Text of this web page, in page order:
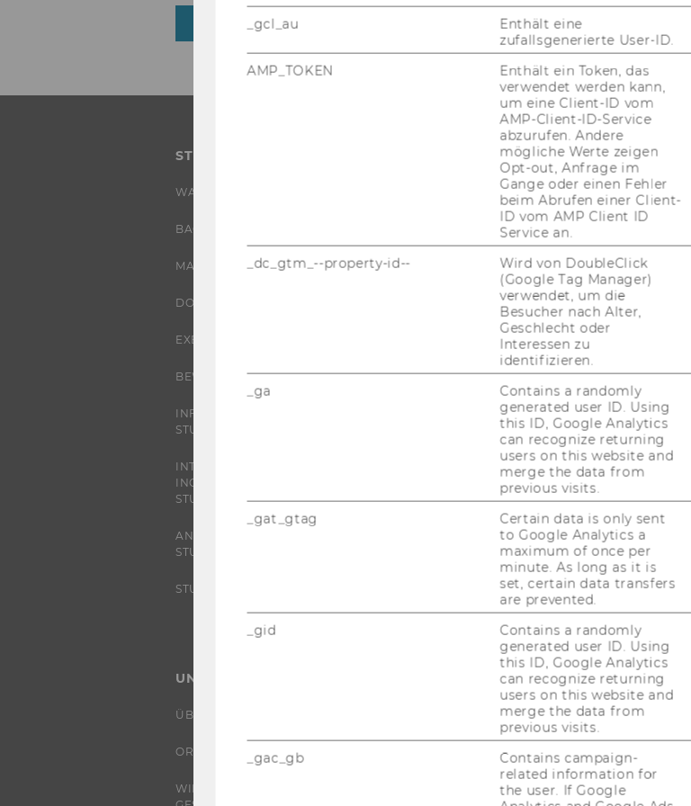
ZURÜCK ZUR ÜBERSICHT
STUDIUM
WARUM WU?
BACHELOR
MASTER
DOKTORAT / PHD
EXECUTIVE EDUCATION
BEWERBUNG UND ZULASSUNG
INFORMATIONEN FÜR
STUDIERENDE
INTERNATIONALE UND
INCOMING EXCHANGE
STUDIERENDE
ANGEBOTE FÜR SCHULEN UND
STUDIENINTERESSIERTE
STUDENT CLUBS
FORSCHUNG
FORSCHUNGSPORTAL
FORSCHENDE
IMPACT DER FORSCHUNG
ORGANISATION DER
FORSCHUNG
FORSCHUNGSINFRASTRUKTUR
UNIVERSITÄT
ÜBER DIE WU
ORGANISATION
WIRTSCHAFT UND
JOBS
JOBS
JOBPORTAL
RESEARCH CAREER
_gcl_au
Enthält eine
zufallsgenerierte User-ID.
AMP_TOKEN
Enthält ein Token, das
verwendet werden kann,
um eine Client-ID vom
AMP-Client-ID-Service
abzurufen. Andere
mögliche Werte zeigen
Opt-out, Anfrage im
Gange oder einen Fehler
beim Abrufen einer Client-
ID vom AMP Client ID
Service an.
_dc_gtm_--property-id--
Wird von DoubleClick
(Google Tag Manager)
verwendet, um die
Besucher nach Alter,
Geschlecht oder
Interessen zu
identifizieren.
_ga
Contains a randomly
generated user ID. Using
this ID, Google Analytics
can recognize returning
users on this website and
merge the data from
previous visits.
_gat_gtag
Certain data is only sent
to Google Analytics a
maximum of once per
minute. As long as it is
set, certain data transfers
are prevented.
_gid
Contains a randomly
generated user ID. Using
this ID, Google Analytics
can recognize returning
users on this website and
merge the data from
previous visits.
_gac_gb
Contains campaign-
related information for
the user. If Google